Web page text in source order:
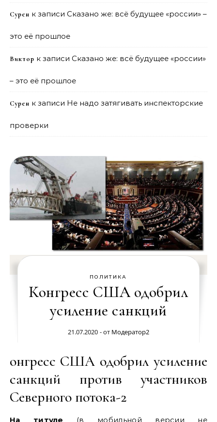
Сурен к записи Сказано же: всё будущее «россии» –
это её прошлое
Виктор к записи Сказано же: всё будущее «россии»
– это её прошлое
Сурен к записи Не надо затягивать инспекторские
проверки
ПОЛИТИКА
Конгресс США одобрил
усиление санкций
21.07.2020 - от Модератор2
онгресс США одобрил усиление
санкций против участников
Северного потока-2
На титуле (в мобильной версии не